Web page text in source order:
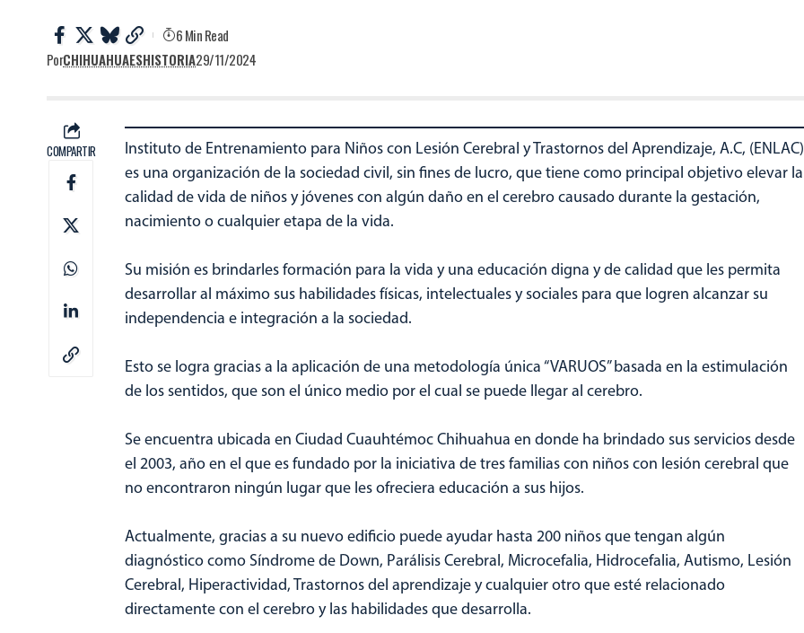
PorCHIHUAHUAESHISTORIA29/11/2024
6 Min Read
COMPARTIR
Instituto de Entrenamiento para Niños con Lesión Cerebral y Trastornos del Aprendizaje, A.C, (ENLAC)
es una organización de la sociedad civil, sin fines de lucro, que tiene como principal objetivo elevar la
calidad de vida de niños y jóvenes con algún daño en el cerebro causado durante la gestación,
nacimiento o cualquier etapa de la vida.
Su misión es brindarles formación para la vida y una educación digna y de calidad que les permita
desarrollar al máximo sus habilidades físicas, intelectuales y sociales para que logren alcanzar su
independencia e integración a la sociedad.
Esto se logra gracias a la aplicación de una metodología única “VARUOS” basada en la estimulación
de los sentidos, que son el único medio por el cual se puede llegar al cerebro.
Se encuentra ubicada en Ciudad Cuauhtémoc Chihuahua en donde ha brindado sus servicios desde
el 2003, año en el que es fundado por la iniciativa de tres familias con niños con lesión cerebral que
no encontraron ningún lugar que les ofreciera educación a sus hijos.
Actualmente, gracias a su nuevo edificio puede ayudar hasta 200 niños que tengan algún
diagnóstico como Síndrome de Down, Parálisis Cerebral, Microcefalia, Hidrocefalia, Autismo, Lesión
Cerebral, Hiperactividad, Trastornos del aprendizaje y cualquier otro que esté relacionado
directamente con el cerebro y las habilidades que desarrolla.